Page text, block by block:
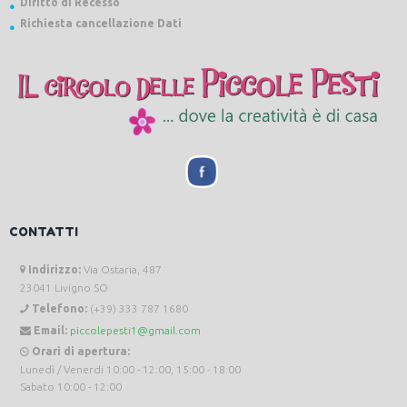
Richiesta cancellazione Dati
CONTATTI
Indirizzo: Via Ostaria, 487
23041 Livigno SO
Telefono: (+39) 333 787 1680
Email: piccolepesti1@gmail.com
Orari di apertura:
Lunedì / Venerdi 10:00 - 12:00, 15:00 - 18:00
Sabato 10:00 - 12:00